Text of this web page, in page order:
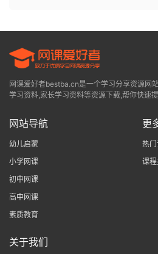
网课爱好者bestba.cn是一个学习分享资源网
学习资料,家长学习资料等资源下载,帮你快速
网站导航
幼儿启蒙
小学网课
初中网课
高中网课
素质教育
更
热
课
关于我们